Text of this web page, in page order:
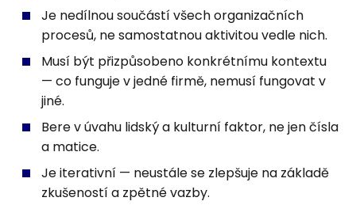
Je nedílnou součástí všech organizačních
procesů, ne samostatnou aktivitou vedle nich.
Musí být přizpůsobeno konkrétnímu kontextu
— co funguje v jedné firmě, nemusí fungovat v
jiné.
Bere v úvahu lidský a kulturní faktor, ne jen čísla
a matice.
Je iterativní — neustále se zlepšuje na základě
zkušeností a zpětné vazby.